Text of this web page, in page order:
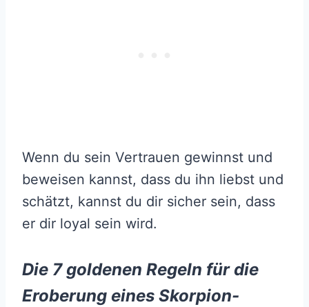
Wenn du sein Vertrauen gewinnst und
beweisen kannst, dass du ihn liebst und
schätzt, kannst du dir sicher sein, dass
er dir loyal sein wird.
Die 7 goldenen Regeln für die
Eroberung eines Skorpion-